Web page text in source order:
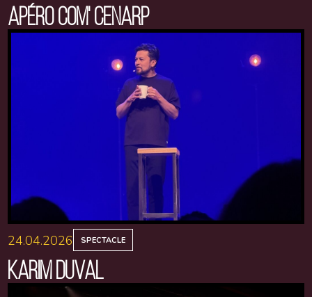
APÉRO COM' CENARP
24.04.2026 SPECTACLE
KARIM DUVAL